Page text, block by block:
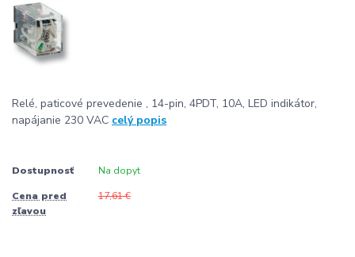
Relé, paticové prevedenie , 14-pin, 4PDT, 10A, LED indikátor,
napájanie 230 VAC celý popis
Dostupnosť Na dopyt
Cena pred
zľavou
17,61 €